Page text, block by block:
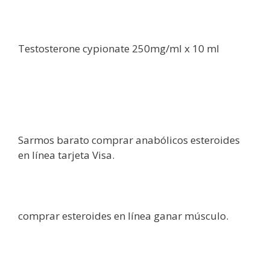
Testosterone cypionate 250mg/ml x 10 ml
Sarmos barato comprar anabólicos esteroides
en línea tarjeta Visa.
comprar esteroides en línea ganar músculo.